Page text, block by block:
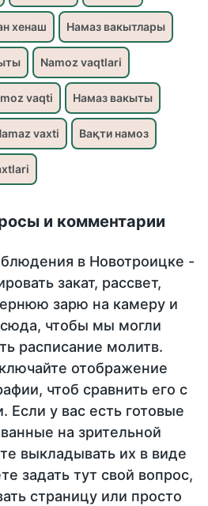
хенаш Намаз вакытлары
Namoz vaqtlari
vaqti Намаз вакыты
vaxti Вақти намоз
и комментарии
в Новотроицке -
закат, рассвет,
зарю на камеру и
чтобы мы могли
расписание молитв.
отображение
чтоб сравнить его с
у вас есть готовые
на зрительной
выкладывать их в виде
задать тут свой вопрос,
страницу или просто